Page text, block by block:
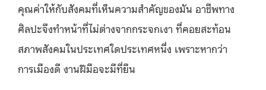
คุณค่าให้กับสังคมที่เห็นความสำคัญของมัน อาชีพทาง
ศิลปะจึงทำหน้าที่ไม่ต่างจากกระจกเงา ที่คอยสะท้อน
สภาพสังคมในประเทศใดประเทศหนึ่ง เพราะหากว่า
การเมืองดี งานฝีมือจะมีที่ยืน